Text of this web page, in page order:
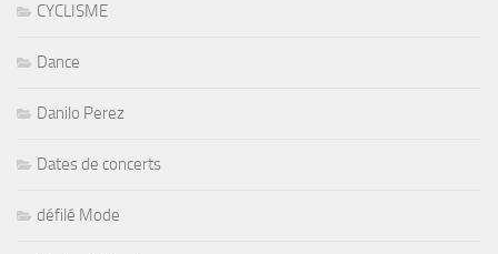
CYCLISME
Dance
Danilo Perez
Dates de concerts
défilé Mode